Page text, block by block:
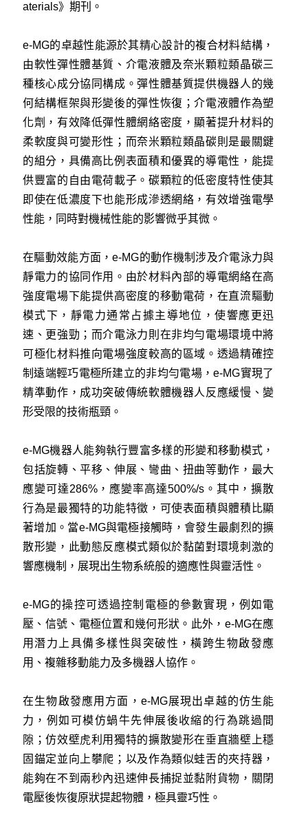
aterials》期刊。
e-MG的卓越性能源於其精心設計的複合材料結構，
由軟性彈性體基質、介電液體及奈米顆粒類晶碳三
種核心成分協同構成。彈性體基質提供機器人的幾
何結構框架與形變後的彈性恢復；介電液體作為塑
化劑，有效降低彈性體網絡密度，顯著提升材料的
柔軟度與可變形性；而奈米顆粒類晶碳則是最關鍵
的組分，具備高比例表面積和優異的導電性，能提
供豐富的自由電荷載子。碳顆粒的低密度特性使其
即使在低濃度下也能形成滲透網絡，有效增強電學
性能，同時對機械性能的影響微乎其微。
在驅動效能方面，e-MG的動作機制涉及介電泳力與
靜電力的協同作用。由於材料內部的導電網絡在高
強度電場下能提供高密度的移動電荷，在直流驅動
模式下，靜電力通常占據主導地位，使響應更迅
速、更強勁；而介電泳力則在非均勻電場環境中將
可極化材料推向電場強度較高的區域。透過精確控
制遠端輕巧電極所建立的非均勻電場，e-MG實現了
精準動作，成功突破傳統軟體機器人反應緩慢、變
形受限的技術瓶頸。
e-MG機器人能夠執行豐富多樣的形變和移動模式，
包括旋轉、平移、伸展、彎曲、扭曲等動作，最大
應變可達286%，應變率高達500%/s。其中，擴散
行為是最獨特的功能特徵，可使表面積與體積比顯
著增加。當e-MG與電極接觸時，會發生最劇烈的擴
散形變，此動態反應模式類似於黏菌對環境刺激的
響應機制，展現出生物系統般的適應性與靈活性。
e-MG的操控可透過控制電極的參數實現，例如電
壓、信號、電極位置和幾何形狀。此外，e-MG在應
用潛力上具備多樣性與突破性，橫跨生物啟發應
用、複雜移動能力及多機器人協作。
在生物啟發應用方面，e-MG展現出卓越的仿生能
力，例如可模仿蝸牛先伸展後收縮的行為跳過間
隙；仿效壁虎利用獨特的擴散變形在垂直牆壁上穩
固錨定並向上攀爬；以及作為類似蛙舌的夾持器，
能夠在不到兩秒內迅速伸長捕捉並黏附貨物，關閉
電壓後恢復原狀提起物體，極具靈巧性。